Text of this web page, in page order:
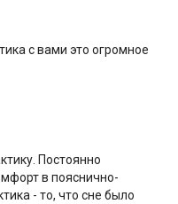
с вами это огромное
Постоянно
в пояснично-
- то, что сне было